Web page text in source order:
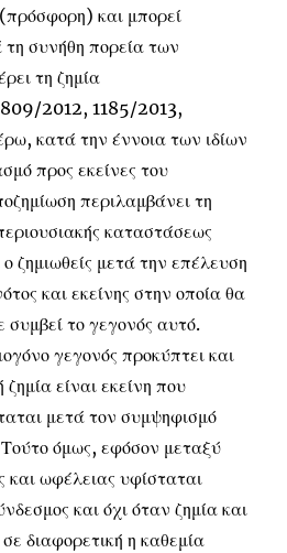
και μπορεί
τη συνήθη πορεία των
τη ζημία
2012, 1185/2013,
κατά την έννοια των ιδίων
προς εκείνες του
περιλαμβάνει τη
καταστάσεως
ζημιωθείς μετά την επέλευση
και εκείνης στην οποία θα
συμβεί το γεγονός αυτό.
γεγονός προκύπτει και
είναι εκείνη που
μετά τον συμψηφισμό
Τούτο όμως, εφόσον μεταξύ
και ωφέλειας υφίσταται
και όχι όταν ζημία και
διαφορετική η καθεμία